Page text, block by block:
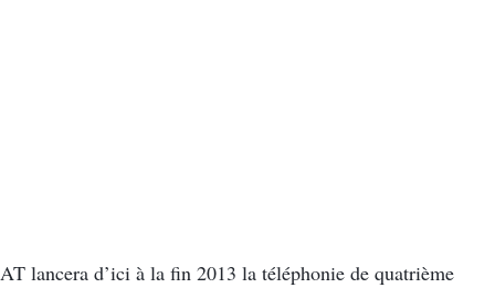
AT lancera d’ici à la fin 2013 la téléphonie de quatrième